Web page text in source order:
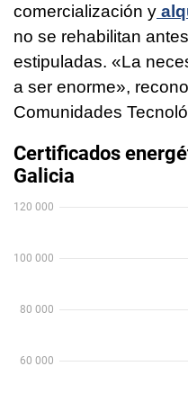
comercialización y
no se rehabilitan
estipuladas. «La
a ser enorme»,
Comunidades